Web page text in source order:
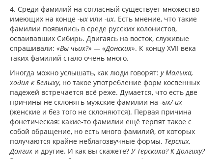
4. Среди фамилий на согласный существует множество
имеющих на конце -ых или -их. Есть мнение, что такие
фамилии появились в среде русских колонистов,
осваивавших Сибирь. Двигаясь на восток, служивые
спрашивали: «Вы чьих?» — «Донских». К концу XVII века
таких фамилий стало очень много.
Иногда можно услышать, как люди говорят: у Малыха,
ходил к Белыху, но такое употребление форм косвенных
падежей встречается всё реже. Думается, что есть две
причины не склонять мужские фамилии на -ых/-их
(женские и без того не склоняются). Первая причина
фонетическая: какие-то фамилии ещё терпят такое с
собой обращение, но есть много фамилий, от которых
получаются крайне неблагозвучные формы. Терских,
Долгих и другие. И как вы скажете? У Терскиха? К Долгиху?